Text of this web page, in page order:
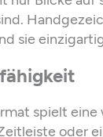
sie
spielt
oder